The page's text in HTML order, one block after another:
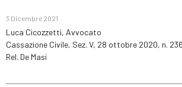
3 Dicembre 2021
Luca Cicozzetti, Avvocato
Cassazione Civile, Sez. V, 28 ottobre 2020, n.
Rel. De Masi